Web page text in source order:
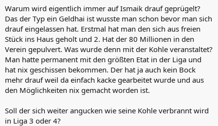
die Daumen.
Warum wird eigentlich immer auf Ismaik drauf geprügelt?
Das der Typ ein Geldhai ist wusste man schon bevor man sich
drauf eingelassen hat. Erstmal hat man den sich aus freien
Stück ins Haus geholt und 2. Hat der 80 Millionen in den
Verein gepulvert. Was wurde denn mit der Kohle veranstaltet?
Man hatte permanent mit den größten Etat in der Liga und
hat nix geschissen bekommen. Der hat ja auch kein Bock
mehr drauf weil da einfach kacke gearbeitet wurde und aus
den Möglichkeiten nix gemacht worden ist.
Soll der sich weiter angucken wie seine Kohle verbrannt wird
in Liga 3 oder 4?